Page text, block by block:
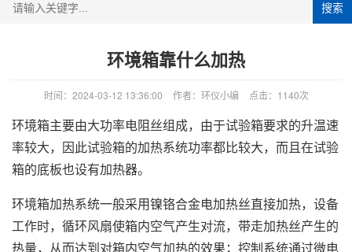
搜索
环境箱靠什么加热
时间：2024-03-12 13:36:00 作者：环仪小编 点击： 1140次
环境箱主要由大功率电阻丝组成，由于试验箱要求的升温速
率较大，因此试验箱的加热系统功率都比较大，而且在试验
箱的底板也设有加热器。
环境箱加热系统一般采用镍铬合金电加热丝直接加热，设备
工作时，循环风扇使箱内空气产生对流，带走加热丝产生的
热量，从而达到对箱内空气加热的效果；控制系统通过微电